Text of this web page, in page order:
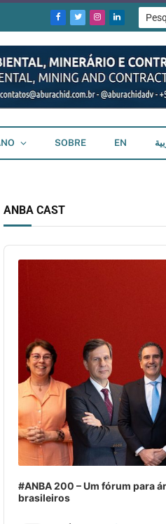
Facebook
TwitterInstagram
LinkedIn
SOBRE EN
ANBA CAST
Audio
Player
#ANBA 200 – Um fórum para
brasileiros